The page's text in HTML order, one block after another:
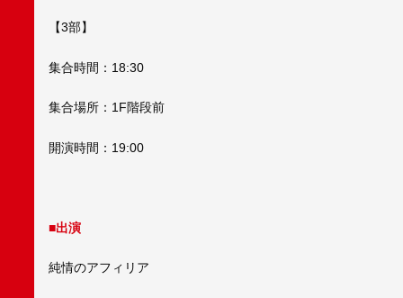
【3部】
集合時間：18:30
集合場所：1F階段前
開演時間：19:00
■出演
純情のアフィリア